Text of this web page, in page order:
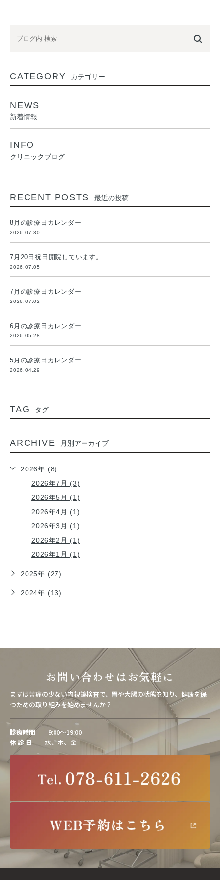
CATEGORY カテゴリー
NEWS
新着情報
INFO
クリニックブログ
RECENT POSTS 最近の投稿
8月の診療日カレンダー
2026.07.30
7月20日祝日開院しています。
2026.07.05
7月の診療日カレンダー
2026.07.02
6月の診療日カレンダー
2026.05.28
5月の診療日カレンダー
2026.04.29
TAG タグ
ARCHIVE 月別アーカイブ
2026年 (8)
2026年7月 (3)
2026年5月 (1)
2026年4月 (1)
2026年3月 (1)
2026年2月 (1)
2026年1月 (1)
2025年 (27)
2024年 (13)
お問い合わせはお気軽に
まずは苦痛の少ない内視鏡検査で、胃や大腸の状態を知り、健康を保
つための取り組みを始めませんか？
診療時間9:00～19:00
休 診 日
水、木、金